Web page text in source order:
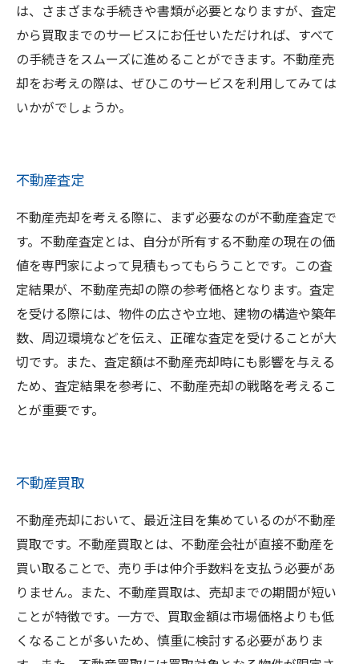
は、さまざまな手続きや書類が必要となりますが、査定
から買取までのサービスにお任せいただければ、すべて
の手続きをスムーズに進めることができます。不動産売
却をお考えの際は、ぜひこのサービスを利用してみては
いかがでしょうか。
不動産査定
不動産売却を考える際に、まず必要なのが不動産査定で
す。不動産査定とは、自分が所有する不動産の現在の価
値を専門家によって見積もってもらうことです。この査
定結果が、不動産売却の際の参考価格となります。査定
を受ける際には、物件の広さや立地、建物の構造や築年
数、周辺環境などを伝え、正確な査定を受けることが大
切です。また、査定額は不動産売却時にも影響を与える
ため、査定結果を参考に、不動産売却の戦略を考えるこ
とが重要です。
不動産買取
不動産売却において、最近注目を集めているのが不動産
買取です。不動産買取とは、不動産会社が直接不動産を
買い取ることで、売り手は仲介手数料を支払う必要があ
りません。また、不動産買取は、売却までの期間が短い
ことが特徴です。一方で、買取金額は市場価格よりも低
くなることが多いため、慎重に検討する必要がありま